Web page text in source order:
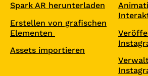
Spark AR herunterladen
Erstellen von grafischen
Elementen
Assets importieren